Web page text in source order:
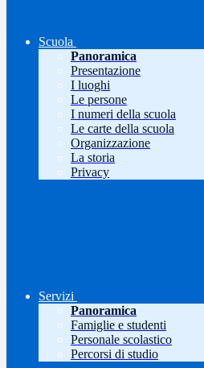
Scuola
Panoramica
Presentazione
I luoghi
Le persone
I numeri della scuola
Le carte della scuola
Organizzazione
La storia
Privacy
Servizi
Panoramica
Famiglie e studenti
Personale scolastico
Percorsi di studio